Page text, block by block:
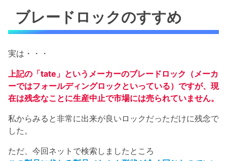
ブレードロックのすすめ
実は・・・
上記の「tate」というメーカーのブレードロック（メーカ
ーではフォールディングロックといっている）ですが、現
在は残念なことに生産中止で市場には売られていません。
私からみると非常に出来が良いロックだっただけに残念で
した。
ただ、今回ネットで検索しましたところ